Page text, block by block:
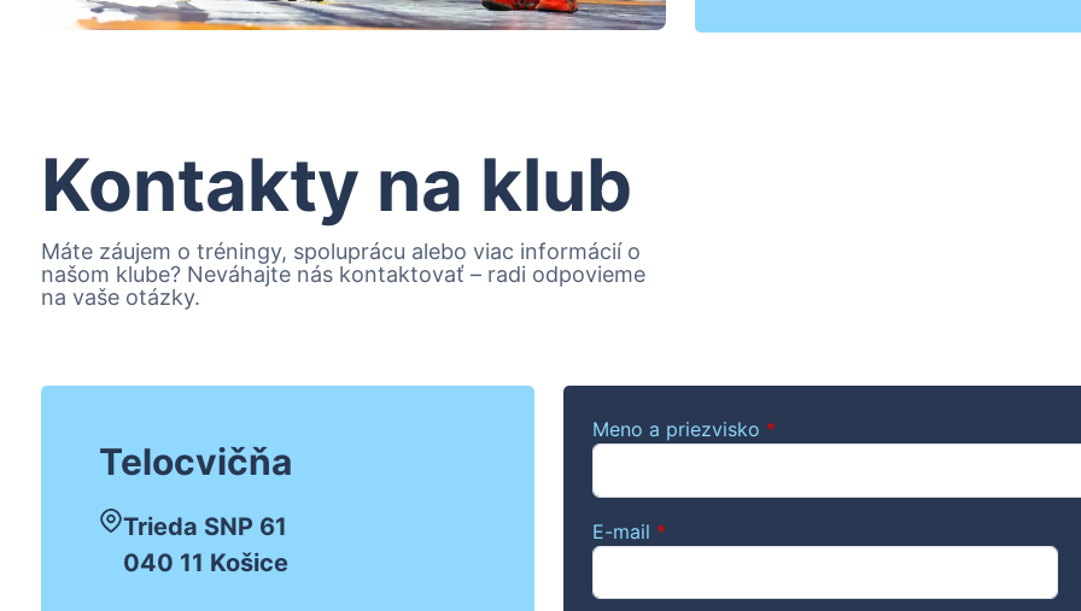
Kontakty na klub
Máte záujem o tréningy, spoluprácu alebo viac informácií o
našom klube? Neváhajte nás kontaktovať – radi odpovieme
na vaše otázky.
Telocvičňa
Trieda SNP 61
040 11 Košice
Meno a priezvisko *
E-mail *